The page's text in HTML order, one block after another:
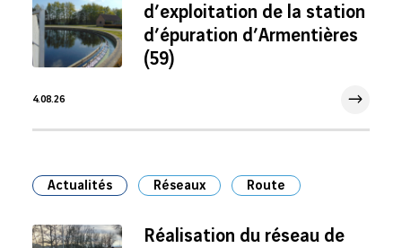
d’exploitation de la station
d’épuration d’Armentières
(59)
4.08.26
Actualités Réseaux Route
Réalisation du réseau de